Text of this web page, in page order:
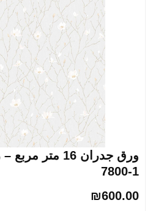
ورق جدران 16
‎7800-1
₪600.00